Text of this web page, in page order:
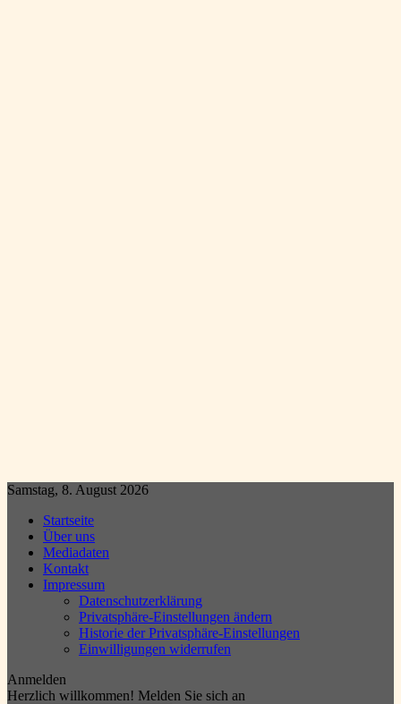
Samstag, 8. August 2026
Startseite
Über uns
Mediadaten
Kontakt
Impressum
Datenschutzerklärung
Privatsphäre-Einstellungen ändern
Historie der Privatsphäre-Einstellungen
Einwilligungen widerrufen
Anmelden
Herzlich willkommen! Melden Sie sich an